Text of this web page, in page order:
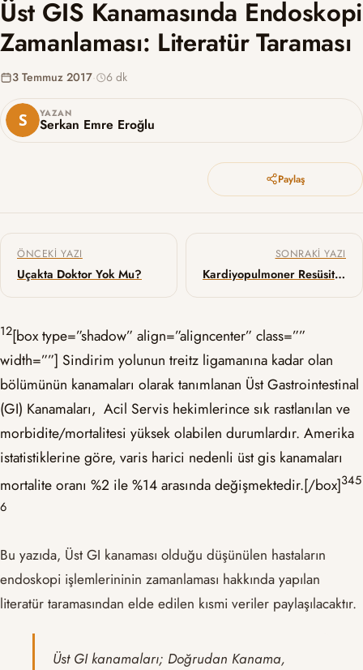
Üst GIS Kanamasında Endoskopi
Zamanlaması: Literatür Taraması
YAZAN
Serkan Emre Eroğlu
3 Temmuz 2017· 6 dk
Paylaş
Yazı gezinmesi
ÖNCEKI YAZI
Uçakta Doktor Yok Mu?
SONRAKI YAZI
Kardiyopulmoner Resüsitasyon (KPR) ile Tetiklenen Bilinç
12[box type=”shadow” align=”aligncenter” class=””
width=””] Sindirim yolunun treitz ligamanına kadar olan
bölümünün kanamaları olarak tanımlanan Üst Gastrointestinal
(GI) Kanamaları, Acil Servis hekimlerince sık rastlanılan ve
morbidite/mortalitesi yüksek olabilen durumlardır. Amerika
istatistiklerine göre, varis harici nedenli üst gis kanamaları
mortalite oranı %2 ile %14 arasında değişmektedir.[/box]345
6
Bu yazıda, Üst GI kanaması olduğu düşünülen hastaların
endoskopi işlemlerininin zamanlaması hakkında yapılan
literatür taramasından elde edilen kısmi veriler paylaşılacaktır.
Üst GI kanamaları; Doğrudan Kanama,